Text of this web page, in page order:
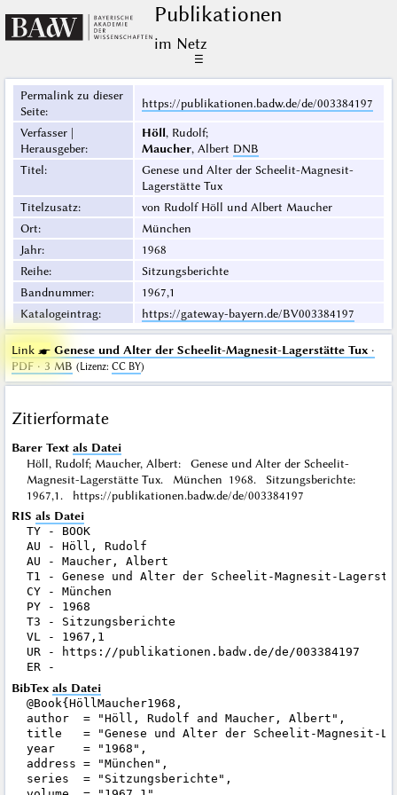
Publikationen
im Netz
☰
Permalink zu dieser
Seite:
https://publikationen.badw.de/de/003384197
Verfasser |
Herausgeber:
Höll, Rudolf;
Maucher, Albert DNB
Titel:
Genese und Alter der Scheelit-Magnesit-
Lagerstätte Tux
Titelzusatz:
von Rudolf Höll und Albert Maucher
Ort:
München
Jahr:
1968
Reihe:
Sitzungsberichte
Bandnummer:
1967,1
Katalogeintrag: https://gateway-bayern.de/BV003384197
Link ☛ Genese und Alter der Scheelit-Magnesit-Lagerstätte Tux·
PDF · 3 MB (Lizenz: CC BY)
Zitierformate
Barer Text als Datei
Höll, Rudolf; Maucher, Albert: Genese und Alter der Scheelit-
Magnesit-Lagerstätte Tux. München 1968. Sitzungsberichte:
1967,1. https://publikationen.badw.de/de/003384197
RIS als Datei
TY - BOOK
AU - Höll, Rudolf
AU - Maucher, Albert
T1 - Genese und Alter der Scheelit-Magnesit-
CY - München
PY - 1968
T3 - Sitzungsberichte
VL - 1967,1
UR - https://publikationen.badw.de/de/003384197
BibTex als Datei
@Book{HöllMaucher1968,
author  = "Höll, Rudolf and Maucher, Albert",
title   = "Genese und Alter der Scheelit-Magnesit-
year    = "1968",
address = "München",
series  = "Sitzungsberichte",